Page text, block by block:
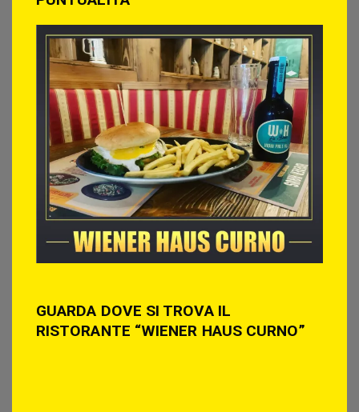
GUARDA DOVE SI TROVA IL
RISTORANTE “WIENER HAUS CURNO”